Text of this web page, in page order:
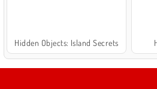
Hidden Objects: Island Secrets